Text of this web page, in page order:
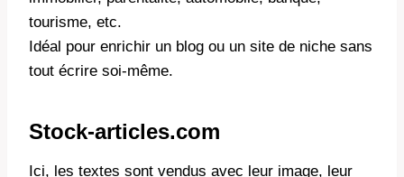
tourisme, etc.
Idéal pour enrichir un blog ou un site de niche sans
tout écrire soi-même.
Stock-articles.com
Ici, les textes sont vendus avec leur image, leur